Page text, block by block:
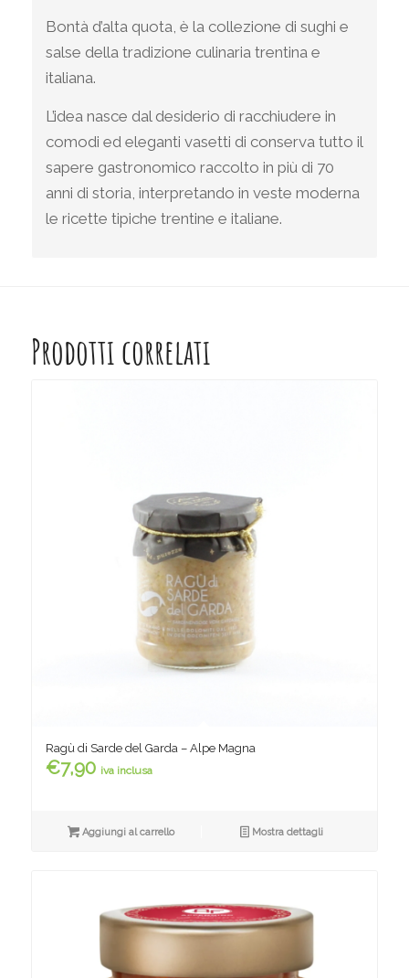
Bontà d’alta quota, è la collezione di sughi e
salse della tradizione culinaria trentina e
italiana.
L’idea nasce dal desiderio di racchiudere in
comodi ed eleganti vasetti di conserva tutto il
sapere gastronomico raccolto in più di 70
anni di storia, interpretando in veste moderna
le ricette tipiche trentine e italiane.
Prodotti correlati
Ragù di Sarde del Garda – Alpe Magna
€7,90 iva inclusa
Aggiungi al carrello Mostra dettagli